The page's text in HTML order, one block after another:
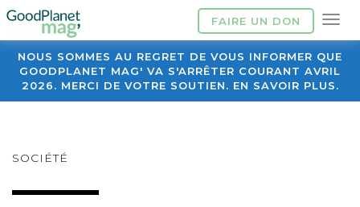
FAIRE UN DON
NOUS SOMMES AU REGRET DE VOUS INFORMER QUE
GOODPLANET MAG' VA S'ARRÊTER COURANT AVRIL
2026. MERCI DE VOTRE SOUTIEN. EN SAVOIR PLUS.
SOCIÉTÉ